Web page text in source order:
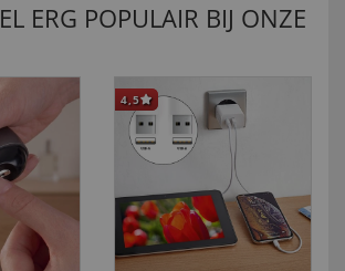
ERG POPULAIR BIJ ONZE
4,5